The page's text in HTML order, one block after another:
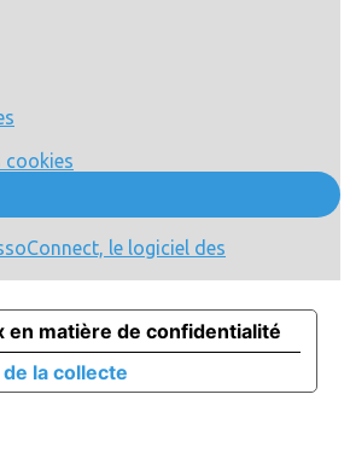
cookies
le logiciel des
la collecte
en matière de confidentialité